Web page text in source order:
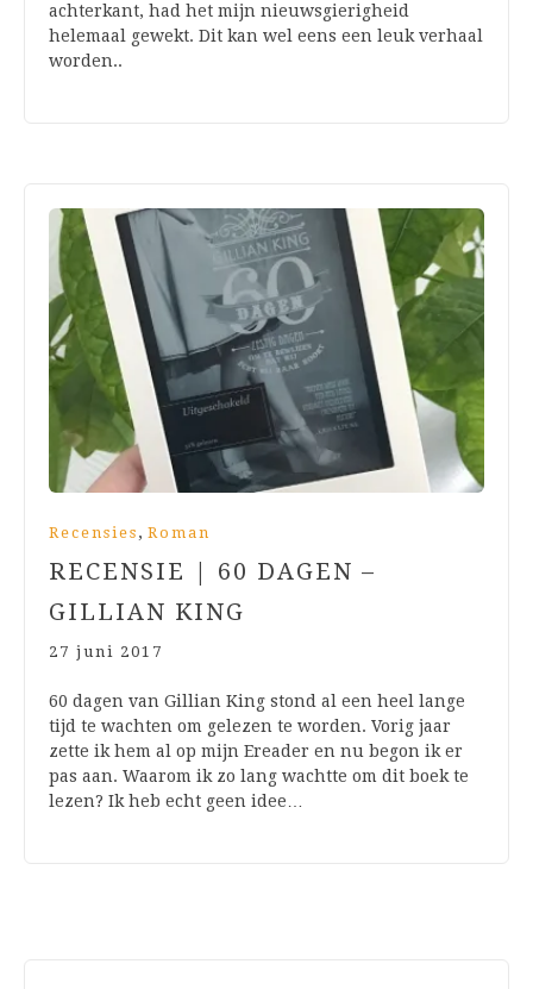
achterkant, had het mijn nieuwsgierigheid
helemaal gewekt. Dit kan wel eens een leuk verhaal
worden..
Recensies , Roman
RECENSIE | 60 DAGEN –
GILLIAN KING
27 juni 2017
60 dagen van Gillian King stond al een heel lange
tijd te wachten om gelezen te worden. Vorig jaar
zette ik hem al op mijn Ereader en nu begon ik er
pas aan. Waarom ik zo lang wachtte om dit boek te
lezen? Ik heb echt geen idee…